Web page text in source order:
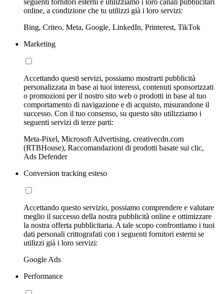
seguenti fornitori esterni e utilizziamo i loro canali pubblicitari
online, a condizione che tu utilizzi già i loro servizi:
Bing, Criteo, Meta, Google, LinkedIn, Printerest, TikTok
Marketing
Accettando questi servizi, possiamo mostrarti pubblicità
personalizzata in base ai tuoi interessi, contenuti sponsorizzati
o promozioni per il nostro sito web o prodotti in base al tuo
comportamento di navigazione e di acquisto, misurandone il
successo. Con il tuo consenso, su questo sito utilizziamo i
seguenti servizi di terze parti:
Meta-Pixel, Microsoft Advertising, creativecdn.com
(RTBHouse), Raccomandazioni di prodotti basate sui clic,
Ads Defender
Conversion tracking esteso
Accettando questo servizio, possiamo comprendere e valutare
meglio il successo della nostra pubblicità online e ottimizzare
la nostra offerta pubblicitaria. A tale scopo confrontiamo i tuoi
dati personali crittografati con i seguenti fornitori esterni se
utilizzi già i loro servizi:
Google Ads
Performance